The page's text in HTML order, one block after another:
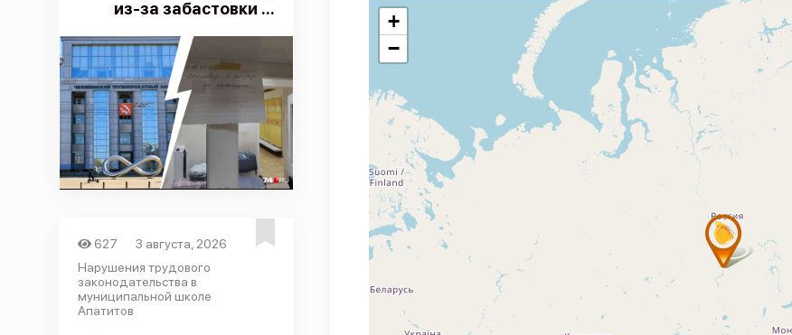
из-за забастовки ...
627
3 августа, 2026
Нарушения трудового
законодательства в
муниципальной школе
Апатитов
+
−